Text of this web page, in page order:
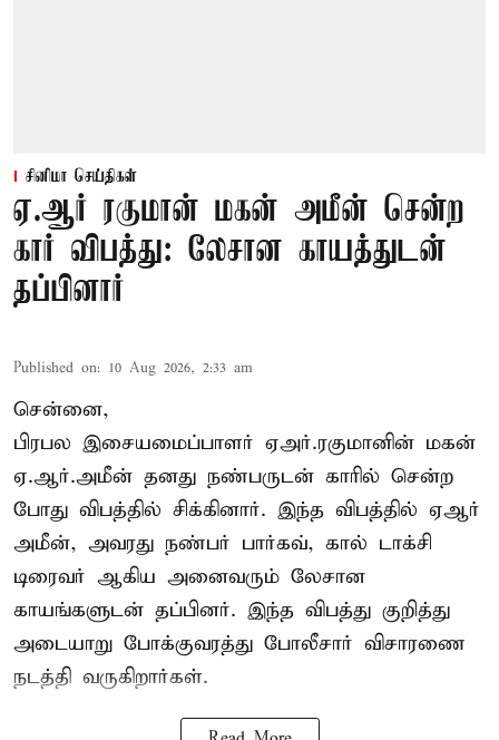
சினிமா செய்திகள்
ஏ.ஆர் ரகுமான் மகன் அமீன் சென்ற
கார் விபத்து: லேசான காயத்துடன்
தப்பினார்
Published on: 10 Aug 2026, 2:33 am
சென்னை,
பிரபல இசையமைப்பாளர் ஏஅர்.ரகுமானின் மகன்
ஏ.ஆர்.அமீன் தனது நண்பருடன் காரில் சென்ற
போது விபத்தில் சிக்கினார். இந்த விபத்தில் ஏஆர்
அமீன், அவரது நண்பர் பார்கவ், கால் டாக்சி
டிரைவர் ஆகிய அனைவரும் லேசான
காயங்களுடன் தப்பினர். இந்த விபத்து குறித்து
அடையாறு போக்குவரத்து போலீசார் விசாரணை
நடத்தி வருகிறார்கள்.